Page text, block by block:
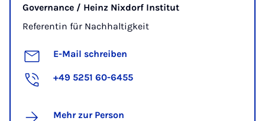
Governance / Heinz Nixdorf Institut
Referentin für Nachhaltigkeit
E-Mail schreiben
+49 5251 60-6455
Mehr zur Person